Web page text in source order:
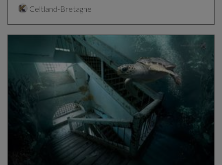
Celtland-Bretagne